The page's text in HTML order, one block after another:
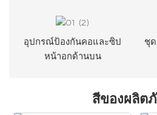
อุปกรณ์ป้องกันคอและซิป
หน้าอกด้านบน
ชุ
สีของผลิ